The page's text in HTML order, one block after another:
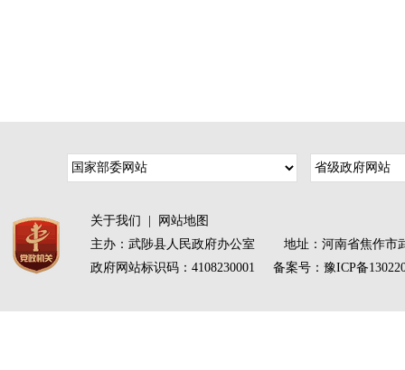
关于我们
网站地图
主办：武陟县人民政府办公室 地址：河南省焦作市
政府网站标识码：4108230001 备案号： 豫ICP备